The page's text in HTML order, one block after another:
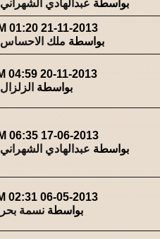
بواسطة عبدالهادي الشهراني
21-11-2013
01:20 AM
بواسطة ملك الاحساس
20-11-2013
04:59 PM
بواسطة الزلزال
17-06-2013
06:35 AM
بواسطة عبدالهادي الشهراني
06-05-2013
02:31 PM
بواسطة نسمة بحر